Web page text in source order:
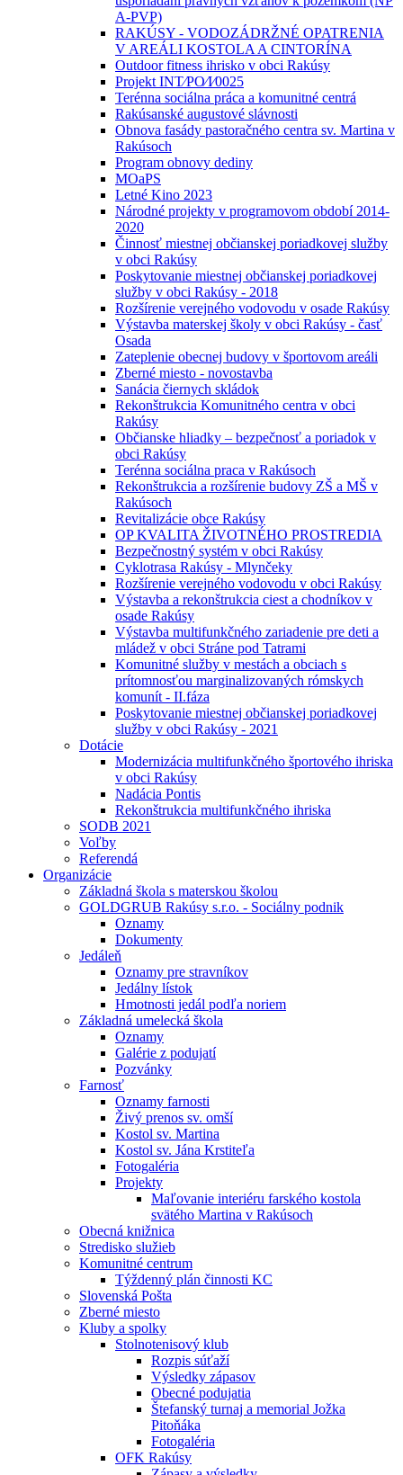
A-PVP)
RAKÚSY - VODOZÁDRŽNÉ OPATRENIA
V AREÁLI KOSTOLA A CINTORÍNA
Outdoor fitness ihrisko v obci Rakúsy
Projekt INT⁄PO⁄I⁄0025
Terénna sociálna práca a komunitné centrá
Rakúsanské augustové slávnosti
Obnova fasády pastoračného centra sv. Martina v
Rakúsoch
Program obnovy dediny
MOaPS
Letné Kino 2023
Národné projekty v programovom období 2014-
2020
Činnosť miestnej občianskej poriadkovej služby
v obci Rakúsy
Poskytovanie miestnej občianskej poriadkovej
služby v obci Rakúsy - 2018
Rozšírenie verejného vodovodu v osade Rakúsy
Výstavba materskej školy v obci Rakúsy - časť
Osada
Zateplenie obecnej budovy v športovom areáli
Zberné miesto - novostavba
Sanácia čiernych skládok
Rekonštrukcia Komunitného centra v obci
Rakúsy
Občianske hliadky – bezpečnosť a poriadok v
obci Rakúsy
Terénna sociálna praca v Rakúsoch
Rekonštrukcia a rozšírenie budovy ZŠ a MŠ v
Rakúsoch
Revitalizácie obce Rakúsy
OP KVALITA ŽIVOTNÉHO PROSTREDIA
Bezpečnostný systém v obci Rakúsy
Cyklotrasa Rakúsy - Mlynčeky
Rozšírenie verejného vodovodu v obci Rakúsy
Výstavba a rekonštrukcia ciest a chodníkov v
osade Rakúsy
Výstavba multifunkčného zariadenie pre deti a
mládež v obci Stráne pod Tatrami
Komunitné služby v mestách a obciach s
prítomnosťou marginalizovaných rómskych
komunít - II.fáza
Poskytovanie miestnej občianskej poriadkovej
služby v obci Rakúsy - 2021
Dotácie
Modernizácia multifunkčného športového ihriska
v obci Rakúsy
Nadácia Pontis
Rekonštrukcia multifunkčného ihriska
SODB 2021
Voľby
Referendá
Organizácie
Základná škola s materskou školou
GOLDGRUB Rakúsy s.r.o. - Sociálny podnik
Oznamy
Dokumenty
Jedáleň
Oznamy pre stravníkov
Jedálny lístok
Hmotnosti jedál podľa noriem
Základná umelecká škola
Oznamy
Galérie z podujatí
Pozvánky
Farnosť
Oznamy farnosti
Živý prenos sv. omší
Kostol sv. Martina
Kostol sv. Jána Krstiteľa
Fotogaléria
Projekty
Maľovanie interiéru farského kostola
svätého Martina v Rakúsoch
Obecná knižnica
Stredisko služieb
Komunitné centrum
Týždenný plán činnosti KC
Slovenská Pošta
Zberné miesto
Kluby a spolky
Stolnotenisový klub
Rozpis súťaží
Výsledky zápasov
Obecné podujatia
Štefanský turnaj a memorial Jožka
Pitoňáka
Fotogaléria
OFK Rakúsy